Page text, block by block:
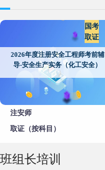
国考
取证
2026年度注册安全工程师考前辅
导-安全生产实务（化工安全）
注安师
取证（按科目）
班组长培训